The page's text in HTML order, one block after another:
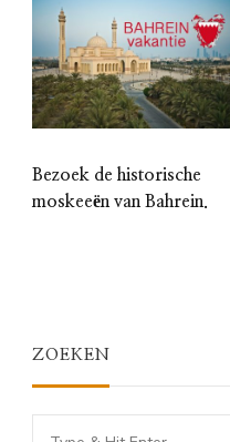
Bezoek de historische
moskeeën van Bahrein.
ZOEKEN
Looking